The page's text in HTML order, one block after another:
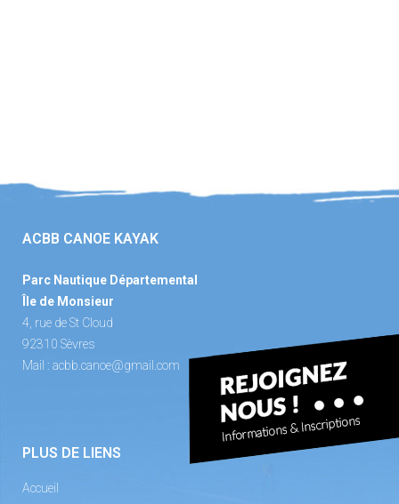
ACBB CANOE KAYAK
Parc Nautique Départemental
Île de Monsieur
4, rue de St Cloud
92310 Sèvres
Mail : acbb.canoe@gmail.com
PLUS DE LIENS
Accueil